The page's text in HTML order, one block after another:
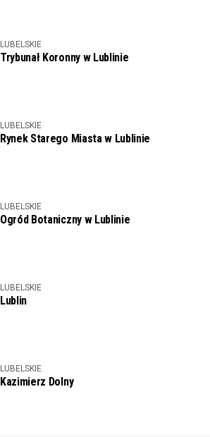
LUBELSKIE
Trybunał Koronny w Lublinie
LUBELSKIE
Rynek Starego Miasta w Lublinie
LUBELSKIE
Ogród Botaniczny w Lublinie
LUBELSKIE
Lublin
LUBELSKIE
Kazimierz Dolny